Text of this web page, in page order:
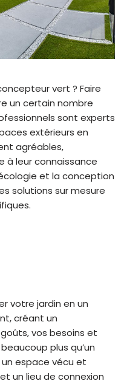
vert ? Faire
un certain nombre
sont experts
extérieurs en
agréables,
à leur connaissance
et la conception
solutions sur mesure
votre jardin en un
créant un
vos besoins et
plus qu’un
espace vécu et
un lieu de connexion